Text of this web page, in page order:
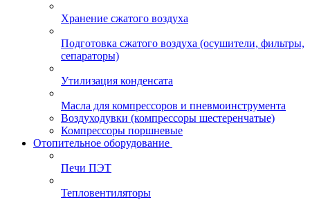
Хранение сжатого воздуха
Подготовка сжатого воздуха (осушители, фильтры,
сепараторы)
Утилизация конденсата
Масла для компрессоров и пневмоинструмента
Воздуходувки (компрессоры шестеренчатые)
Компрессоры поршневые
Отопительное оборудование
Печи ПЭТ
Тепловентиляторы